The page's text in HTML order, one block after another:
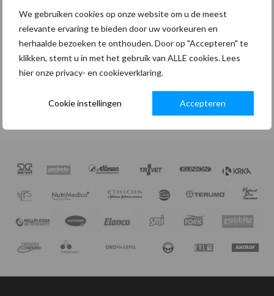
We gebruiken cookies op onze website om u de meest
relevante ervaring te bieden door uw voorkeuren en
herhaalde bezoeken te onthouden. Door op "Accepteren" te
klikken, stemt u in met het gebruik van ALLE cookies. Lees
hier onze privacy- en cookieverklaring.
Cookie instellingen Accepteren
Je persoonlijke gegevens worden gebruikt om je
ervaring op deze site te ondersteunen, om toegang
tot je account te beheren en voor andere doeleinden
zoals omschreven in onzeprivacybeleid.